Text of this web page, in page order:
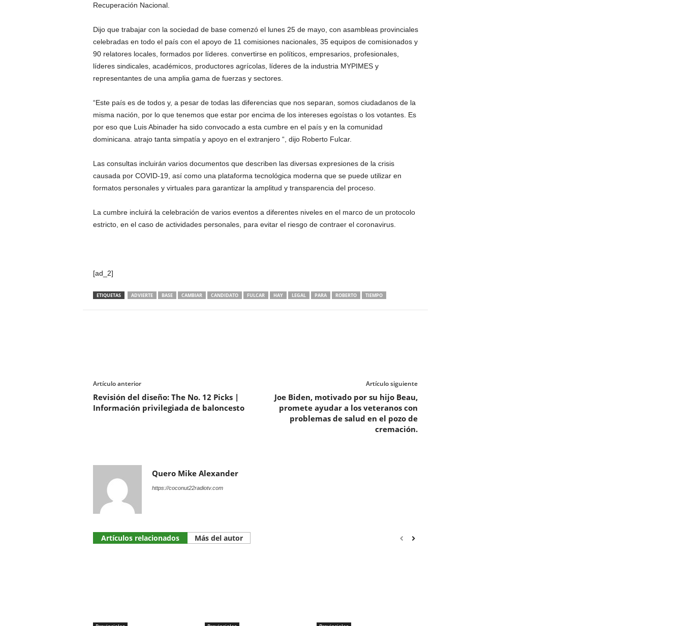
Recuperación Nacional.
Dijo que trabajar con la sociedad de base comenzó el lunes 25 de mayo, con asambleas provinciales
celebradas en todo el país con el apoyo de 11 comisiones nacionales, 35 equipos de comisionados y
90 relatores locales, formados por líderes. convertirse en políticos, empresarios, profesionales,
líderes sindicales, académicos, productores agrícolas, líderes de la industria MYPIMES y
representantes de una amplia gama de fuerzas y sectores.
“Este país es de todos y, a pesar de todas las diferencias que nos separan, somos ciudadanos de la
misma nación, por lo que tenemos que estar por encima de los intereses egoístas o los votantes. Es
por eso que Luis Abinader ha sido convocado a esta cumbre en el país y en la comunidad
dominicana. atrajo tanta simpatía y apoyo en el extranjero “, dijo Roberto Fulcar.
Las consultas incluirán varios documentos que describen las diversas expresiones de la crisis
causada por COVID-19, así como una plataforma tecnológica moderna que se puede utilizar en
formatos personales y virtuales para garantizar la amplitud y transparencia del proceso.
La cumbre incluirá la celebración de varios eventos a diferentes niveles en el marco de un protocolo
estricto, en el caso de actividades personales, para evitar el riesgo de contraer el coronavirus.
[ad_2]
ETIQUETAS ADVIERTE BASE CAMBIAR CANDIDATO FULCAR HAY LEGAL PARA ROBERTO TIEMPO
Artículo anterior
Revisión del diseño: The No. 12 Picks |
Información privilegiada de baloncesto
Artículo siguiente
Joe Biden, motivado por su hijo Beau,
promete ayudar a los veteranos con
problemas de salud en el pozo de
cremación.
Quero Mike Alexander
https://coconut22radiotv.com
Artículos relacionados Más del autor